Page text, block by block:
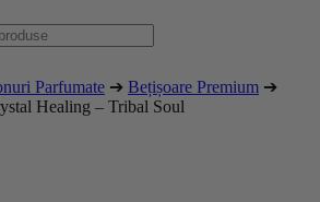
Parfumate ➔ Bețișoare Premium ➔
Healing – Tribal Soul